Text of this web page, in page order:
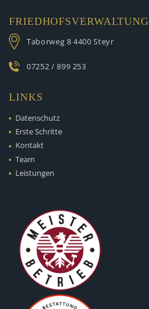
FRIEDHOFSVERWALTUNG
Taborweg 8 4400 Steyr
07252 / 899 253
LINKS
Datenschutz
Erste Schritte
Kontakt
Team
Leistungen